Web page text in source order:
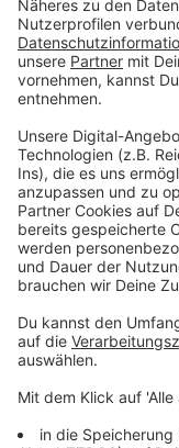
Durch
Anzeige
Erfolgsrezepte",
ZDF-Format
Hauptdarsteller
"Lottogewinn"
"Weil Georg
Drehen an den
aufgegeben."